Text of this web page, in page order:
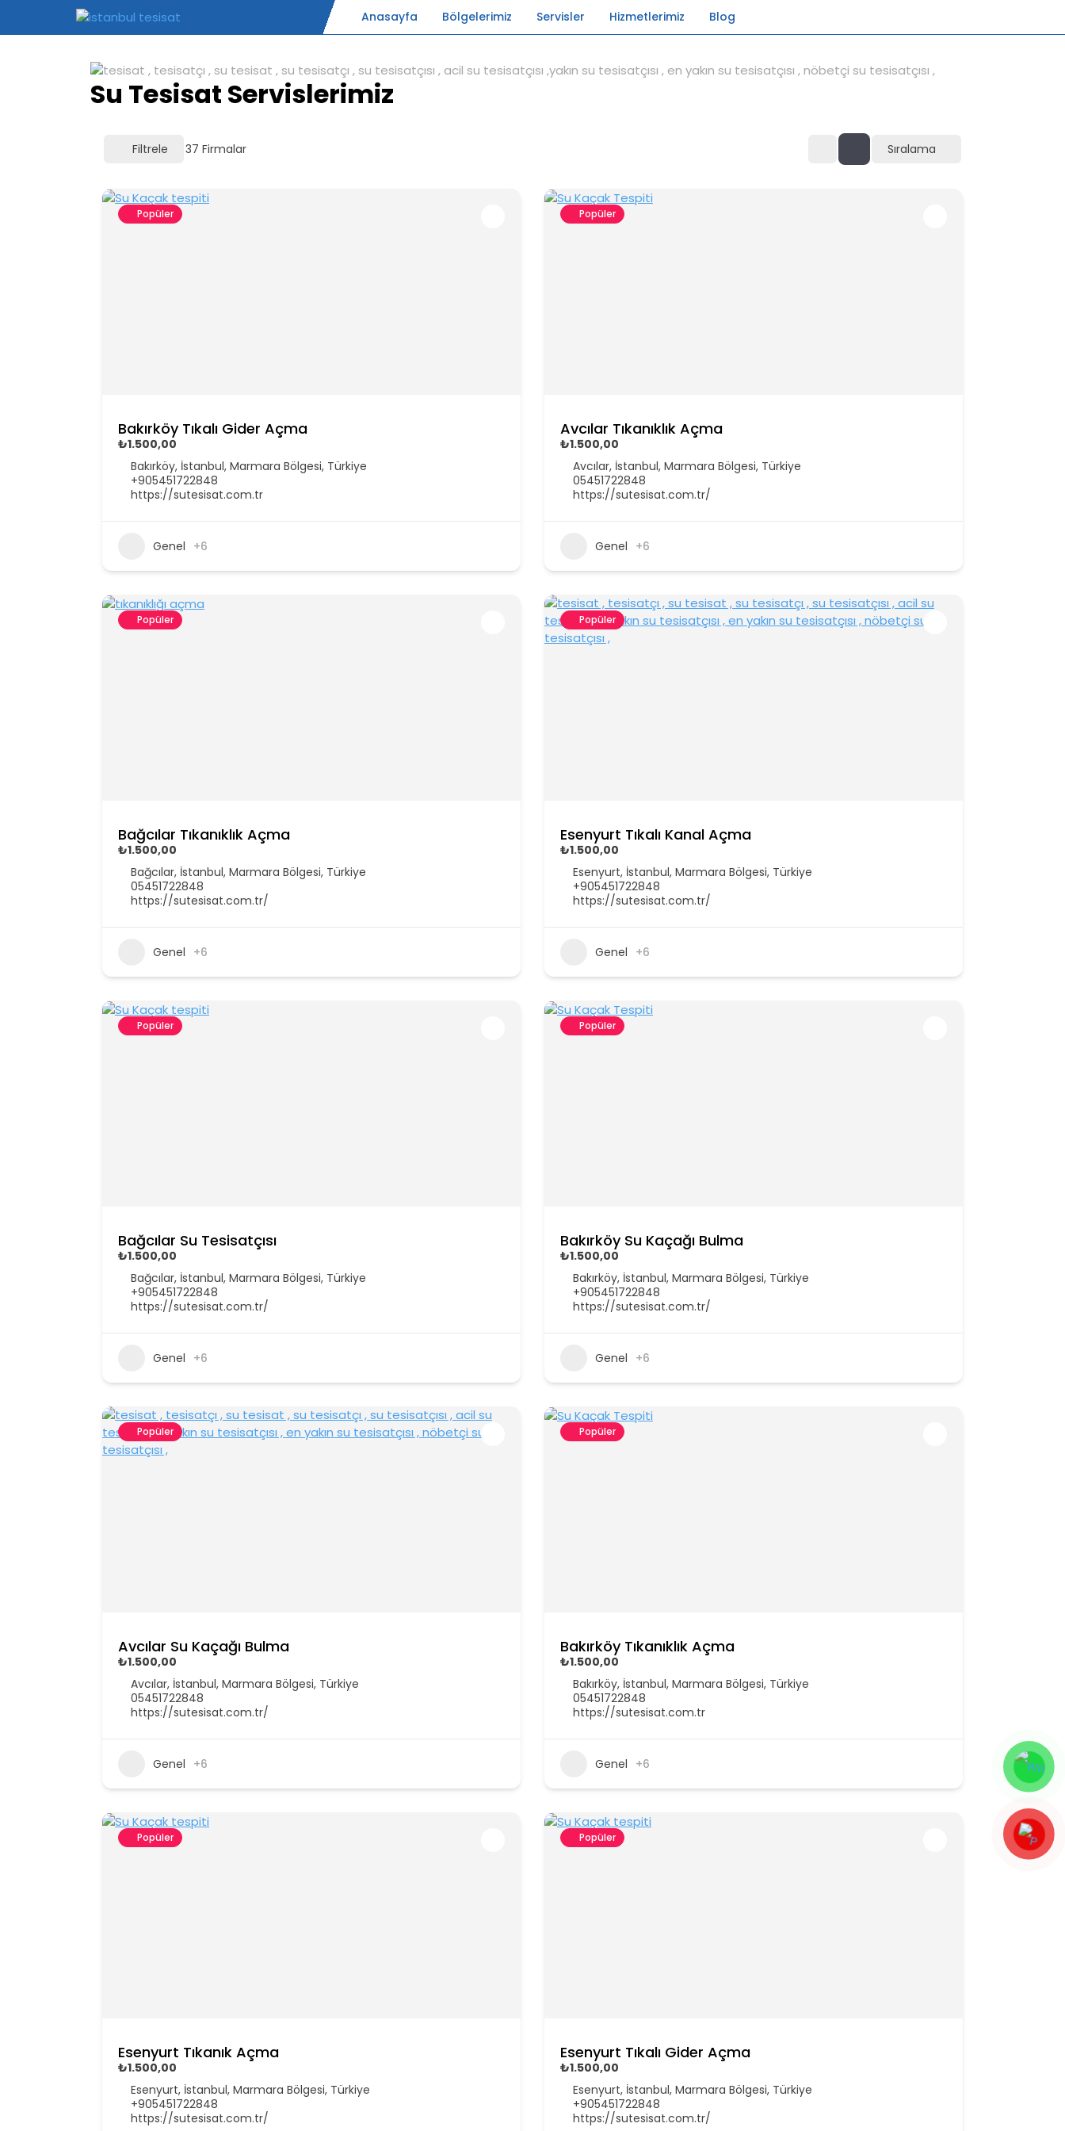
Anasayfa Bölgelerimiz Servisler Hizmetlerimiz Blog
Su Tesisat Servislerimiz
Filtrele 37 Firmalar Sıralama
Popüler
Bakırköy Tıkalı Gider Açma
₺1.500,00
Bakırköy, İstanbul, Marmara Bölgesi, Türkiye
+905451722848
https://sutesisat.com.tr
Genel +6
Popüler
Avcılar Tıkanıklık Açma
₺1.500,00
Avcılar, İstanbul, Marmara Bölgesi, Türkiye
05451722848
https://sutesisat.com.tr/
Genel +6
Popüler
Bağcılar Tıkanıklık Açma
₺1.500,00
Bağcılar, İstanbul, Marmara Bölgesi, Türkiye
05451722848
https://sutesisat.com.tr/
Genel +6
Popüler
Esenyurt Tıkalı Kanal Açma
₺1.500,00
Esenyurt, İstanbul, Marmara Bölgesi, Türkiye
+905451722848
https://sutesisat.com.tr/
Genel +6
Popüler
Bağcılar Su Tesisatçısı
₺1.500,00
Bağcılar, İstanbul, Marmara Bölgesi, Türkiye
+905451722848
https://sutesisat.com.tr/
Genel +6
Popüler
Bakırköy Su Kaçağı Bulma
₺1.500,00
Bakırköy, İstanbul, Marmara Bölgesi, Türkiye
+905451722848
https://sutesisat.com.tr/
Genel +6
Popüler
Avcılar Su Kaçağı Bulma
₺1.500,00
Avcılar, İstanbul, Marmara Bölgesi, Türkiye
05451722848
https://sutesisat.com.tr/
Genel +6
Popüler
Bakırköy Tıkanıklık Açma
₺1.500,00
Bakırköy, İstanbul, Marmara Bölgesi, Türkiye
05451722848
https://sutesisat.com.tr
Genel +6
Popüler
Esenyurt Tıkanık Açma
₺1.500,00
Esenyurt, İstanbul, Marmara Bölgesi, Türkiye
+905451722848
https://sutesisat.com.tr/
Popüler
Esenyurt Tıkalı Gider Açma
₺1.500,00
Esenyurt, İstanbul, Marmara Bölgesi, Türkiye
+905451722848
https://sutesisat.com.tr/